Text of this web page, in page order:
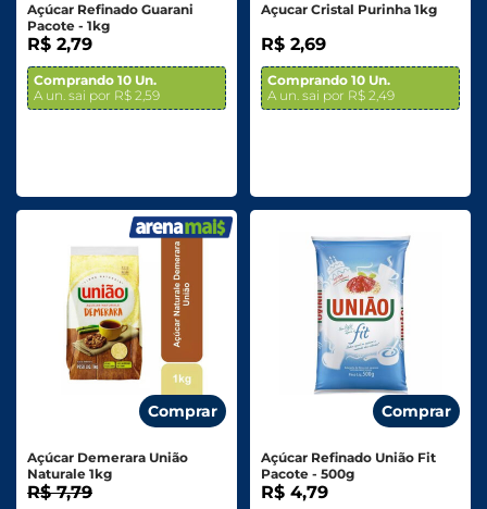
Açúcar Refinado Guarani
Pacote - 1kg
R$ 2,79
Comprando 10 Un.
A un. sai por R$ 2,59
Açucar Cristal Purinha 1kg
R$ 2,69
Comprando 10 Un.
A un. sai por R$ 2,49
Comprar
Açúcar Demerara União
Naturale 1kg
R$ 7,79
Comprar
Açúcar Refinado União Fit
Pacote - 500g
R$ 4,79